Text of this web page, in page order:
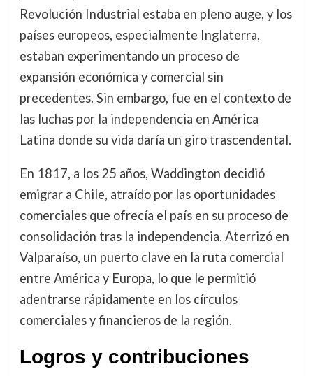
Revolución Industrial estaba en pleno auge, y los
países europeos, especialmente Inglaterra,
estaban experimentando un proceso de
expansión económica y comercial sin
precedentes. Sin embargo, fue en el contexto de
las luchas por la independencia en América
Latina donde su vida daría un giro trascendental.
En 1817, a los 25 años, Waddington decidió
emigrar a Chile, atraído por las oportunidades
comerciales que ofrecía el país en su proceso de
consolidación tras la independencia. Aterrizó en
Valparaíso, un puerto clave en la ruta comercial
entre América y Europa, lo que le permitió
adentrarse rápidamente en los círculos
comerciales y financieros de la región.
Logros y contribuciones